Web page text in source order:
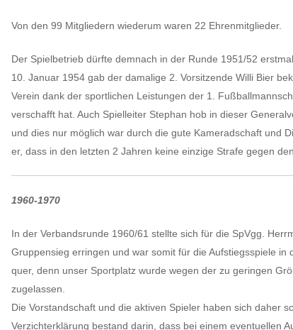
Von den 99 Mitgliedern wiederum waren 22 Ehrenmitglieder.
Der Spielbetrieb dürfte demnach in der Runde 1951/52
10. Januar 1954 gab der damalige 2. Vorsitzende Willi Bier
Verein dank der sportlichen Leistungen der 1.
verschafft hat. Auch Spielleiter Stephan hob in dieser
und dies nur möglich war durch die gute Kameradschaft und
er, dass in den letzten 2 Jahren keine einzige Strafe gegen
1960-1970
In der Verbandsrunde 1960/61 stellte sich für die SpVgg.
Gruppensieg erringen und war somit für die Aufstiegsspiele
quer, denn unser Sportplatz wurde wegen der zu geringen
zugelassen.
Die Vorstandschaft und die aktiven Spieler haben sich daher
Verzichterklärung bestand darin, dass bei einem eventuellen